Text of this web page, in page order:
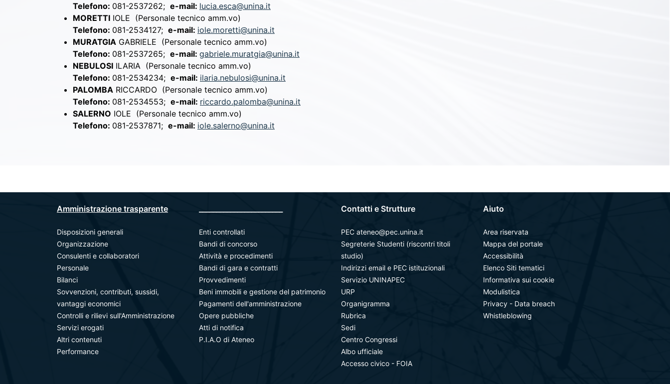
Telefono: 081-2537262; e-mail: lucia.esca@unina.it
MORETTI IOLE (Personale tecnico amm.vo)
Telefono: 081-2534127; e-mail: iole.moretti@unina.it
MURATGIA GABRIELE (Personale tecnico amm.vo)
Telefono: 081-2537265; e-mail: gabriele.muratgia@unina.it
NEBULOSI ILARIA (Personale tecnico amm.vo)
Telefono: 081-2534234; e-mail: ilaria.nebulosi@unina.it
PALOMBA RICCARDO (Personale tecnico amm.vo)
Telefono: 081-2534553; e-mail: riccardo.palomba@unina.it
SALERNO IOLE (Personale tecnico amm.vo)
Telefono: 081-2537871; e-mail: iole.salerno@unina.it
Amministrazione trasparente
Disposizioni generali
Organizzazione
Consulenti e collaboratori
Personale
Bilanci
Sovvenzioni, contributi, sussidi,
vantaggi economici
Controlli e rilievi sull'Amministrazione
Servizi erogati
Altri contenuti
Performance
Enti controllati
Bandi di concorso
Attività e procedimenti
Bandi di gara e contratti
Provvedimenti
Beni immobili e gestione del patrimonio
Pagamenti dell'amministrazione
Opere pubbliche
Atti di notifica
P.I.A.O di Ateneo
Contatti e Strutture
PEC ateneo@pec.unina.it
Segreterie Studenti (riscontri titoli
studio)
Indirizzi email e PEC istituzionali
Servizio UNINAPEC
URP
Organigramma
Rubrica
Sedi
Centro Congressi
Albo ufficiale
Accesso civico - FOIA
Aiuto
Area riservata
Mappa del portale
Accessibilità
Elenco Siti tematici
Informativa sui cookie
Modulistica
Privacy - Data breach
Whistleblowing